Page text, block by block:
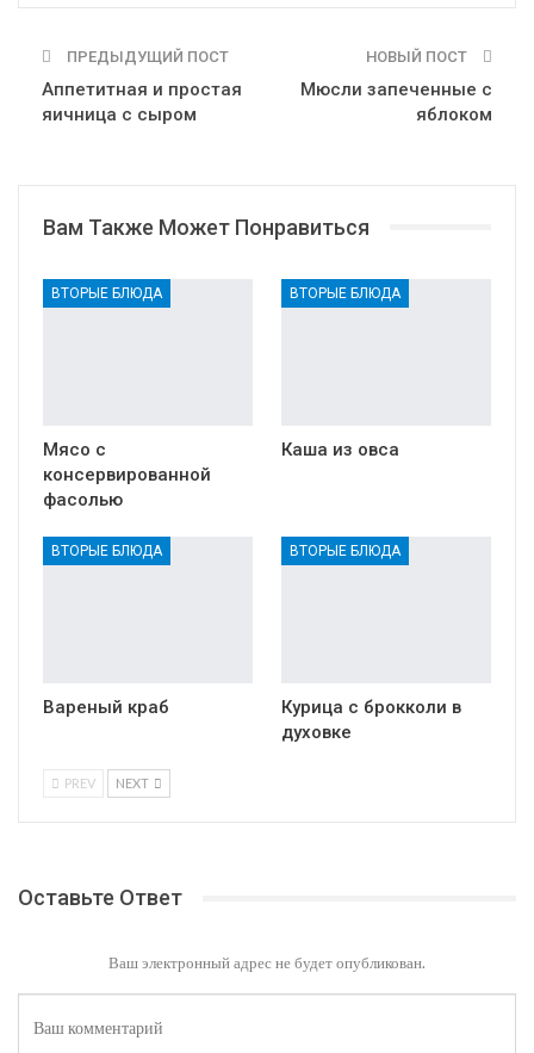
ПРЕДЫДУЩИЙ ПОСТ
Аппетитная и простая
яичница с сыром
НОВЫЙ ПОСТ
Мюсли запеченные с
яблоком
Вам Также Может Понравиться
ВТОРЫЕ БЛЮДА
Мясо с
консервированной
фасолью
ВТОРЫЕ БЛЮДА
Каша из овса
ВТОРЫЕ БЛЮДА
Вареный краб
ВТОРЫЕ БЛЮДА
Курица с брокколи в
духовке
PREV NEXT
Оставьте Ответ
Ваш электронный адрес не будет опубликован.